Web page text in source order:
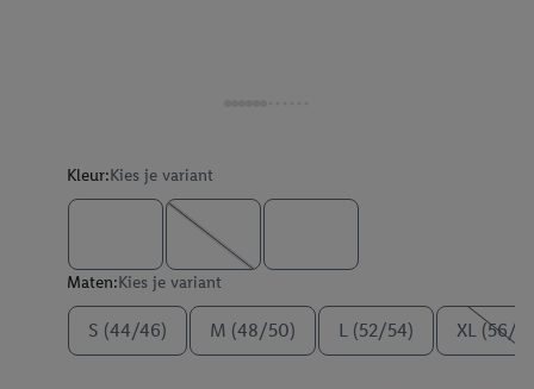
Kleur:Kies je variant
Maten:Kies je variant
S (44/46) M (48/50) L (52/54) XL (56/